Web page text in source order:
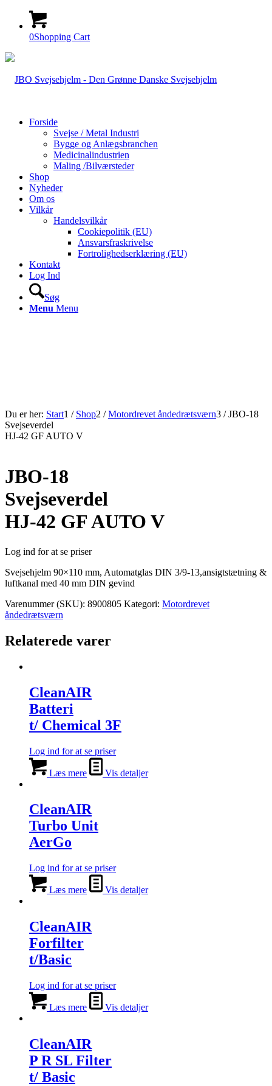
0Shopping Cart
Forside
Svejse / Metal Industri
Bygge og Anlægsbranchen
Medicinalindustrien
Maling /Bilværsteder
Shop
Nyheder
Om os
Vilkår
Handelsvilkår
Cookiepolitik (EU)
Ansvarsfraskrivelse
Fortrolighedserklæring (EU)
Kontakt
Log Ind
Søg
Menu Menu
Du er her: Start1 / Shop2 / Motordrevet åndedrætsværn3 / JBO-18
Svejseverdel
HJ-42 GF AUTO V
JBO-18
Svejseverdel
HJ-42 GF AUTO V
Log ind for at se priser
Svejsehjelm 90×110 mm, Automatglas DIN 3/9-13,ansigtstætning &
luftkanal med 40 mm DIN gevind
Varenummer (SKU): 8900805 Kategori: Motordrevet
åndedrætsværn
Relaterede varer
CleanAIR
Batteri
t/ Chemical 3F
Log ind for at se priser
Læs mere Vis detaljer
CleanAIR
Turbo Unit
AerGo
Log ind for at se priser
Læs mere Vis detaljer
CleanAIR
Forfilter
t/Basic
Log ind for at se priser
Læs mere Vis detaljer
CleanAIR
P R SL Filter
t/ Basic